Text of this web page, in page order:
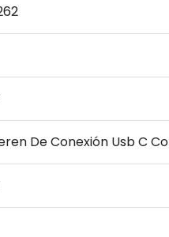
De Conexión Usb C